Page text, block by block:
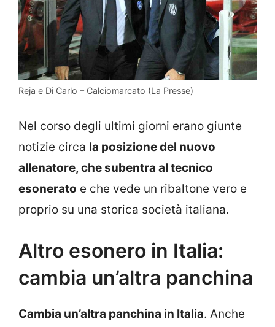
Reja e Di Carlo – Calciomarcato (La Presse)
Nel corso degli ultimi giorni erano giunte
notizie circa la posizione del nuovo
allenatore, che subentra al tecnico
esonerato e che vede un ribaltone vero e
proprio su una storica società italiana.
Altro esonero in Italia:
cambia un’altra panchina
Cambia un’altra panchina in Italia. Anche